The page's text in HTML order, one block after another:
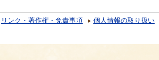
リンク・著作権・免責事項 個人情報の取り扱い